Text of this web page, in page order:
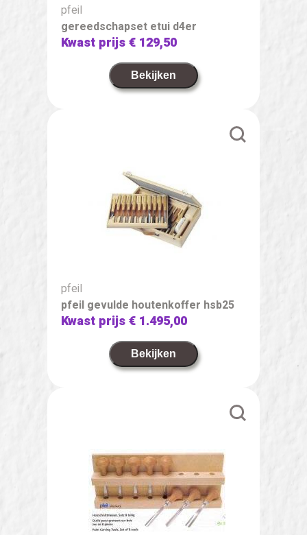
pfeil
gereedschapset etui d4er
Kwast prijs€ 129,50
Bekijken
pfeil
pfeil gevulde houtenkoffer hsb25
Kwast prijs€ 1.495,00
Bekijken